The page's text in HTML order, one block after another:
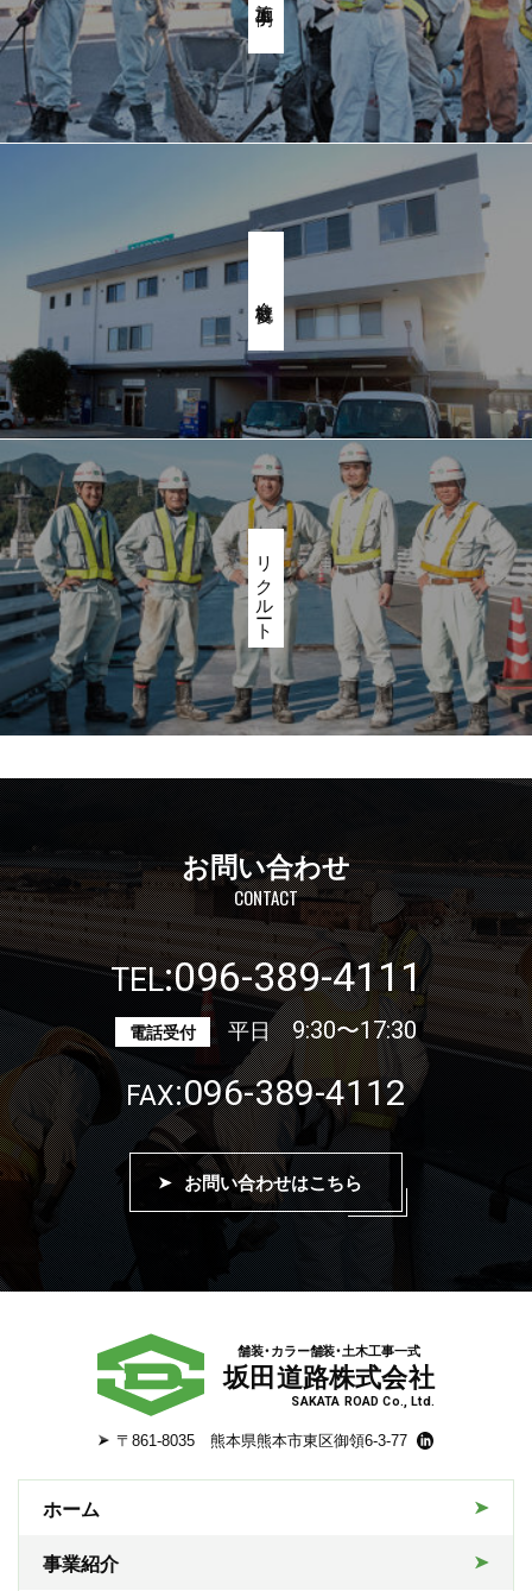
リクルート
お問い合わせ
CONTACT
TEL:096-389-4111
電話受付 平日9:30〜17:30
FAX:096-389-4112
お問い合わせはこちら
舗装・カラー舗装・土木工事一式
坂田道路株式会社
SAKATA ROAD Co., Ltd.
〒861-8035 熊本県熊本市東区御領6-3-77
ホーム
事業紹介